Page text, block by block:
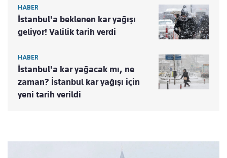
HABER
İstanbul'a beklenen kar yağışı
geliyor! Valilik tarih verdi
HABER
İstanbul'a kar yağacak mı, ne
zaman? İstanbul kar yağışı için
yeni tarih verildi